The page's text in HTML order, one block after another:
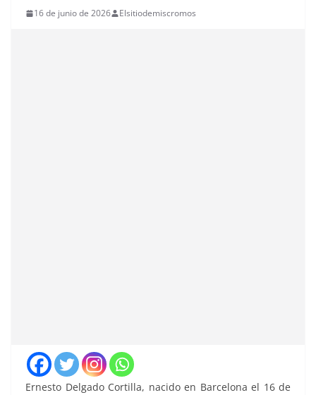
16 de junio de 2026 Elsitiodemiscromos
Ernesto Delgado Cortilla, nacido en Barcelona el 16 de